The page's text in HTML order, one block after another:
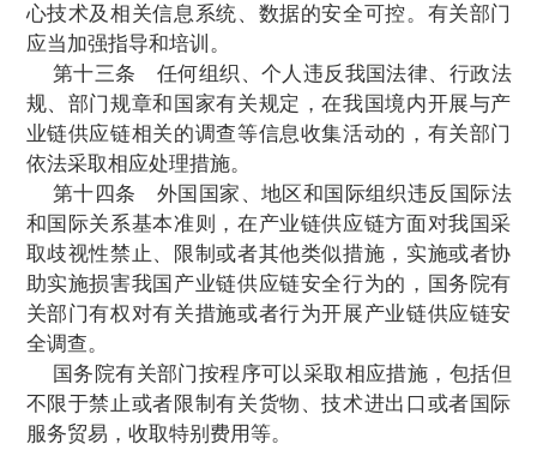
物储备和能力储备，加大技术、设备、产
度，提升关键领域产业链供应链抗风险能力
国务院有关部门和地方人民政府应当结
本地区特点，有针对性地采取产业链供应
防范措施。
第十一条国家建立健全关键领域产业
全应急管理制度，国务院有关部门制定应
案。出现影响关键领域产业链供应链安全
经济社会稳定和国家安全的，经国务院或
权的部门决定，可以采取紧急调度、动用
织生产、运输、供应等应急处置措施。法
规另有规定的，依照其规定。